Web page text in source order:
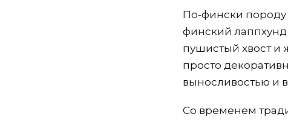
По-фински породу
финский лаппхунд
пушистый хвост и
просто
выносливостью и
Со временем